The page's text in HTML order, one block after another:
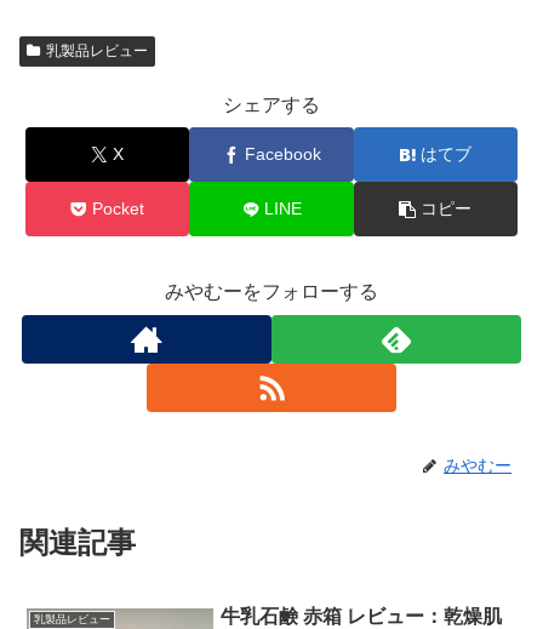
乳製品レビュー
シェアする
X Facebook はてブ
Pocket LINE コピー
みやむーをフォローする
みやむー
関連記事
乳製品レビュー
牛乳石鹸 赤箱 レビュー：乾燥肌